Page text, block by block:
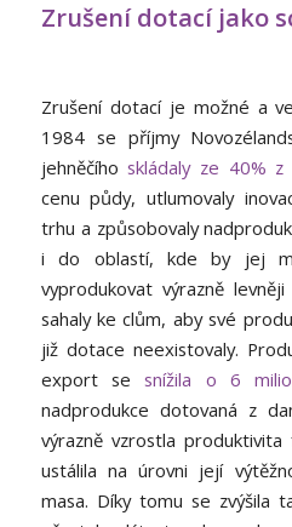
Zrušení dotací jako
Zrušení dotací je možné a
1984 se příjmy
jehněčíhoskládaly ze 40% z
cenu půdy, utlumovaly
trhu a způsobovaly
i do oblastí, kde by jej
vyprodukovat výrazně
sahaly ke clům, aby své
již dotace neexistovaly.
export sesnížila o 6
nadprodukce dotovaná z
výrazně vzrostla
ustálila na úrovni její
masa. Díky tomu se zvýšila